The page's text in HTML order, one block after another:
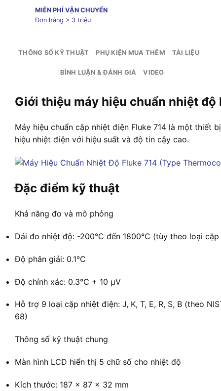
MIỄN PHÍ VẬN CHUYỂN
Đơn hàng > 3 triệu
THÔNG SỐ KỸ THUẬT PHỤ KIỆN MUA THÊM TÀI LIỆU
BÌNH LUẬN & ĐÁNH GIÁ VIDEO
Giới thiệu máy hiệu chuẩn nhiệt
Máy hiệu chuẩn cặp nhiệt điện Fluke 714 là một thiết
hiệu nhiệt điện với hiệu suất và độ tin cậy cao.
Đặc điểm kỹ thuật
Khả năng đo và mô phỏng
Dải đo nhiệt độ: -200°C đến 1800°C (tùy theo loại
Độ phân giải: 0.1°C
Độ chính xác: 0.3°C + 10 µV
Hỗ trợ 9 loại cặp nhiệt điện: J, K, T, E, R, S, B (theo
68)
Thông số kỹ thuật chung
Màn hình LCD hiển thị 5 chữ số cho nhiệt độ
Kích thước: 187 x 87 x 32 mm